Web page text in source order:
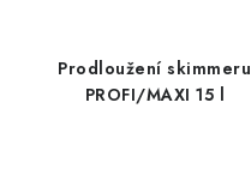
Prodloužení skimmeru
PROFI/MAXI 15 l